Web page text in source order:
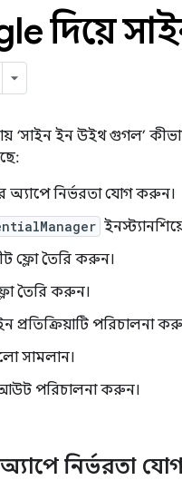
দিয়ে
‘সাইন ইন উইথ গুগল’
নির্ভরতা যোগ করুন।
ফ্লো তৈরি করুন।
তৈরি করুন।
প্রতিক্রিয়াটি পরিচালনা
সামলান।
পরিচালনা করুন।
নির্ভরতা